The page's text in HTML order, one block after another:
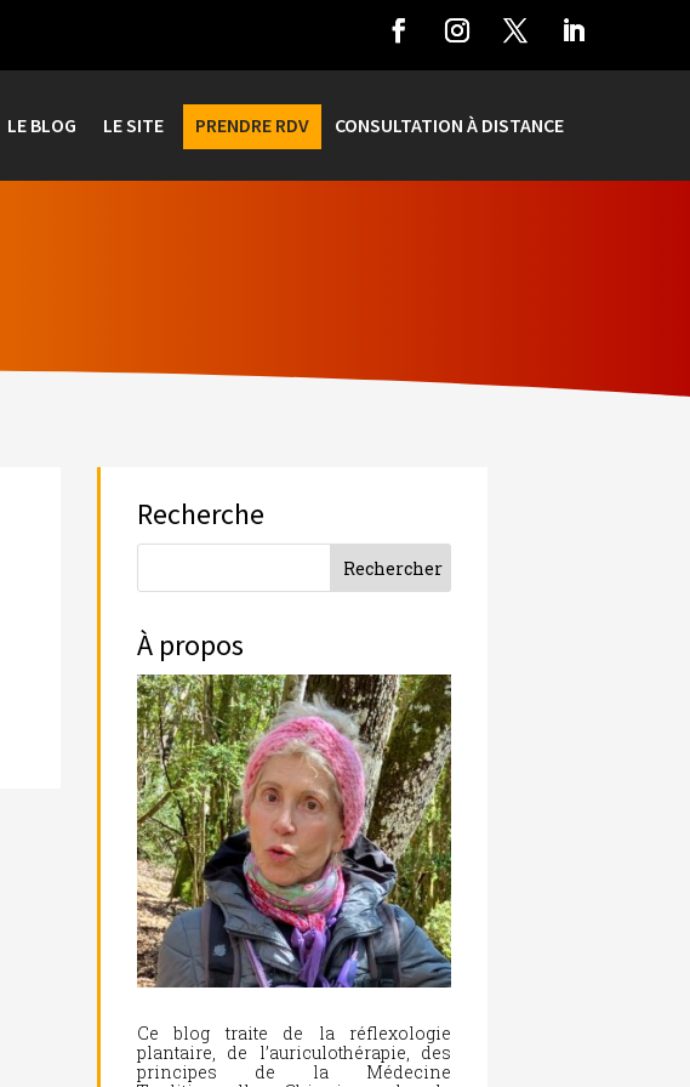
LE BLOG LE SITE PRENDRE RDV CONSULTATION À DISTANCE
Recherche
À propos
Ce blog traite de la réflexologie
plantaire, de l’auriculothérapie, des
principes de la Médecine